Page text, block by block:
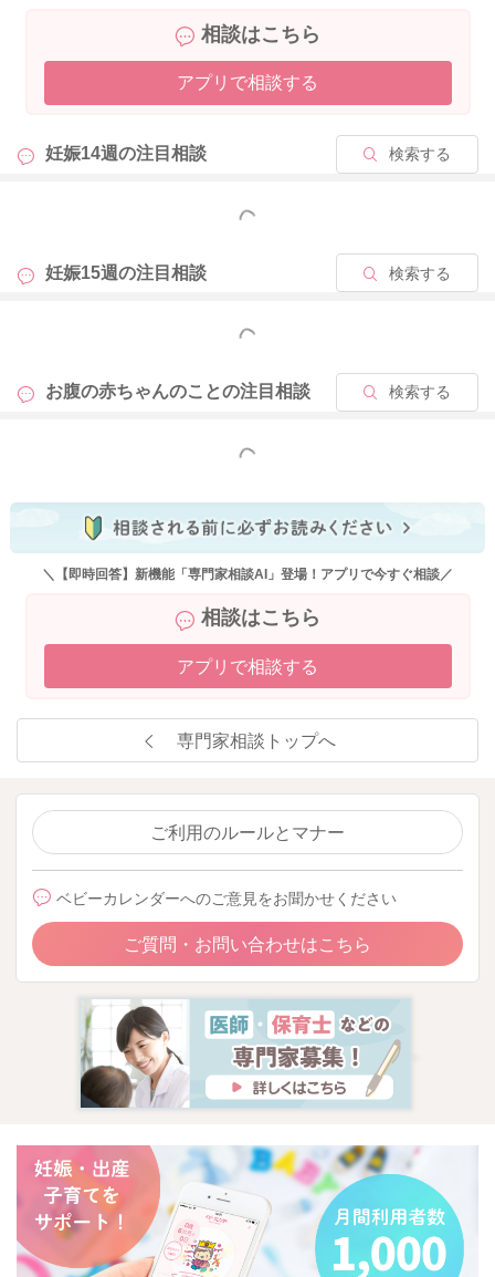
またその後出血が続いていたり、痛みやはり、違和感を感じる
こともないでしょうか？
のかわからないところもあります。
ご心配な時には産院へ連絡をしていただき、受診についてのご
相談はこちら
アプリで相談する
妊娠14週の注目相談 検索する
もっと見る
妊娠15週の注目相談 検索する
もっと見る
お腹の赤ちゃんのことの注目相談 検索する
もっと見る
＼【即時回答】新機能「専門家相談AI」登場！アプリで今すぐ相談／
相談はこちら
アプリで相談する
専門家相談トップへ
ご利用のルールとマナー
ベビーカレンダーへのご意見をお聞かせください
ご質問・お問い合わせはこちら